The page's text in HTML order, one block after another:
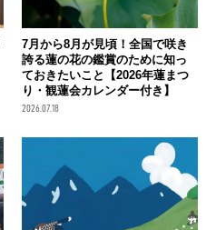
7月から8月が見頃！全国で咲き
誇る蓮の花の鑑賞のために知っ
ておきたいこと【2026年蓮まつ
り・観蓮会カレンダー付き】
2026.07.18